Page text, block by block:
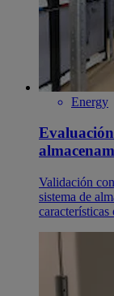
Energy
Validación
sistema de
características